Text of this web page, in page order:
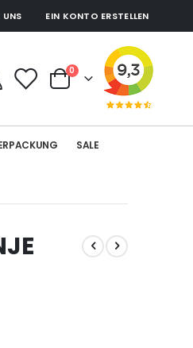
UNS EIN KONTO ERSTELLEN
Cart
0Artikel
SALE